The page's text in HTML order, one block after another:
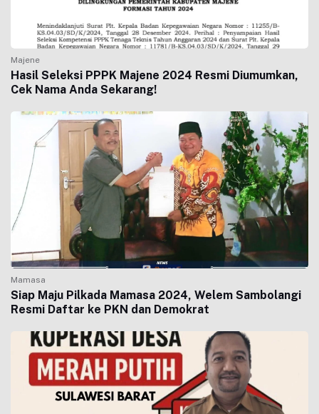
Majene
Hasil Seleksi PPPK Majene 2024 Resmi Diumumkan,
Cek Nama Anda Sekarang!
Mamasa
Siap Maju Pilkada Mamasa 2024, Welem Sambolangi
Resmi Daftar ke PKN dan Demokrat